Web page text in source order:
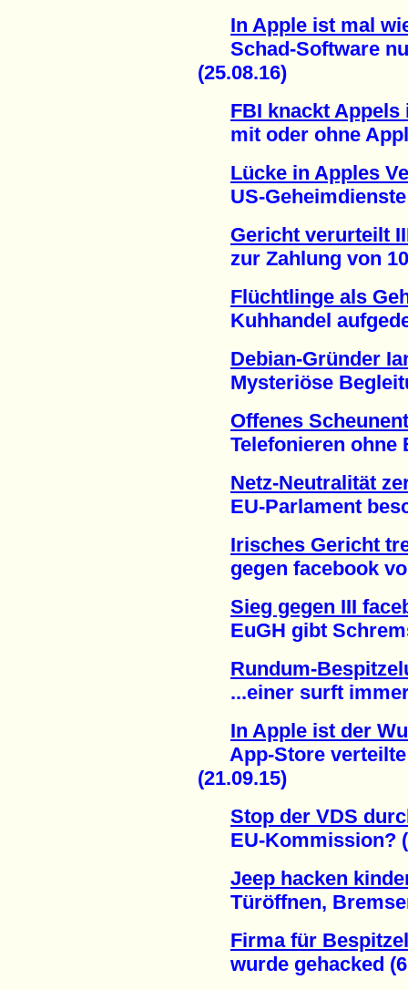
In Apple ist mal
Schad-Software
(25.08.16)
FBI knackt Appels
mit oder ohne
Lücke in Apples
US-Geheimdienste
Gericht verurteilt
zur Zahlung von
Flüchtlinge als
Kuhhandel
Debian-Gründer
Mysteriöse
Offenes
Telefonieren ohne
Netz-Neutralität
EU-Parlament
Irisches Gericht
gegen facebook
Sieg gegen III
EuGH gibt
Rundum-
...einer surft immer
In Apple ist der
App-Store verteilte
(21.09.15)
Stop der VDS
EU-Kommission?
Jeep hacken
Türöffnen,
Firma für
wurde gehacked